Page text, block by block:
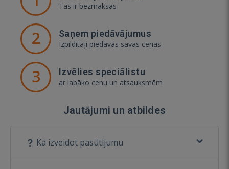
Tas ir bezmaksas
2 Saņem piedāvājumus
Izpildītāji piedāvās savas cenas
3 Izvēlies speciālistu
ar labāko cenu un atsauksmēm
Jautājumi un atbildes
Kā izveidot pasūtījumu